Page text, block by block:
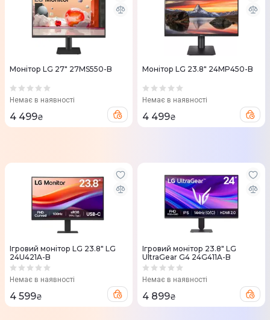
Монітор LG 27" 27MS550-B
Немає в наявності
4 499₴
Монітор LG 23.8" 24MP450-B
Немає в наявності
4 499₴
Ігровий монітор LG 23.8" LG
24U421A-B
Немає в наявності
4 599₴
Ігровий монітор 23.8" LG
UltraGear G4 24G411A-B
Немає в наявності
4 899₴